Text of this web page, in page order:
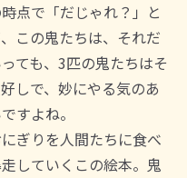
点で「だじゃれ？」と
この鬼たちは、それだ
ても、3匹の鬼たちはそ
しで、妙にやる気のあ
すよね。
ぎりを人間たちに食べ
していくこの絵本。鬼